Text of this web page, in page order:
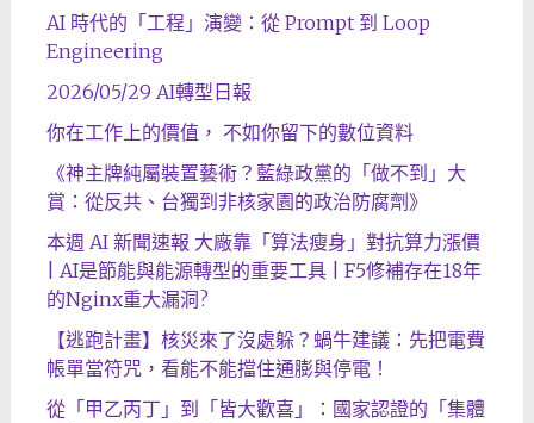
AI 時代的「工程」演變：從 Prompt 到 Loop
Engineering
2026/05/29 AI轉型日報
你在工作上的價值， 不如你留下的數位資料
《神主牌純屬裝置藝術？藍綠政黨的「做不到」大
賞：從反共、台獨到非核家園的政治防腐劑》
本週 AI 新聞速報 大廠靠「算法瘦身」對抗算力漲價
| AI是節能與能源轉型的重要工具 | F5修補存在18年
的Nginx重大漏洞?
【逃跑計畫】核災來了沒處躲？蝸牛建議：先把電費
帳單當符咒，看能不能擋住通膨與停電！
從「甲乙丙丁」到「皆大歡喜」：國家認證的「集體